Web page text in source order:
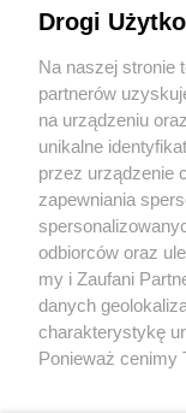
O FIRMIE
REKLAMA
Aktualności
Tcz24
Drogi
Na naszej stronie
partnerów
na urządzeniu
unikalne
przez urządzenie
zapewniania
odbiorców oraz
my i Zaufani
danych
charakterystykę
Ponieważ cenimy